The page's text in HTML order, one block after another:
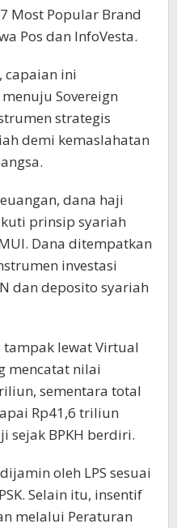
Most Popular Brand
Pos dan InfoVesta.
capaian ini
Sovereign
strategis
demi kemaslahatan
dana haji
prinsip syariah
Dana ditempatkan
investasi
dan deposito syariah
tampak lewat Virtual
mencatat nilai
sementara total
Rp41,6 triliun
sejak BPKH berdiri.
oleh LPS sesuai
Selain itu, insentif
melalui Peraturan